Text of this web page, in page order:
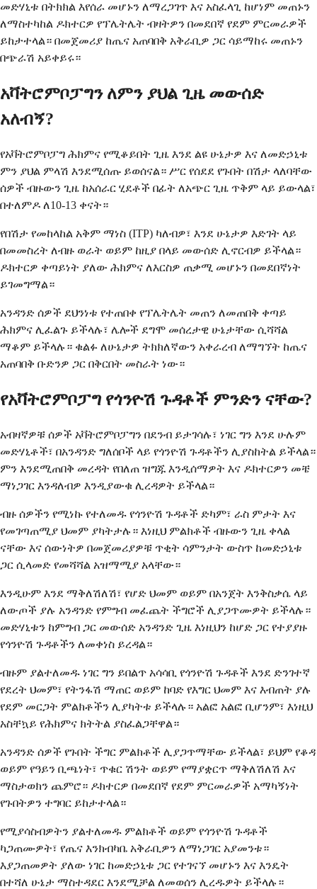
መድሃኒቱ በትክክል እየሰራ መሆኑን ለማረጋገጥ እና አስፈላጊ ከሆነም መጠኑን
ለማስተካከል ዶክተርዎ የፕሌትሌት ብዛትዎን በመደበኛ የደም ምርመራዎች
ይከታተላል። በመጀመሪያ ከጤና አጠባበቅ አቅራቢዎ ጋር ሳይማከሩ መጠኑን
በጭራሽ አይቀይሩ።
አቫትሮምቦፓግን ለምን ያህል ጊዜ መውሰድ
አለብኝ?
የአቫትሮምቦፓግ ሕክምና የሚቆይበት ጊዜ እንደ ልዩ ሁኔታዎ እና ለመድኃኒቱ
ምን ያህል ምላሽ እንደሚሰጡ ይወሰናል። ሥር የሰደደ የጉበት በሽታ ላለባቸው
ሰዎች ብዙውን ጊዜ ከአሰራር ሂደቶች በፊት ለአጭር ጊዜ ጥቅም ላይ ይውላል፣
በተለምዶ ለ10-13 ቀናት።
የበሽታ የመከላከል አቅም ማነስ (ITP) ካለብዎ፣ እንደ ሁኔታዎ እድገት ላይ
በመመስረት ለብዙ ወራት ወይም ከዚያ በላይ መውሰድ ሊኖርብዎ ይችላል።
ዶክተርዎ ቀጣይነት ያለው ሕክምና ለእርስዎ ጠቃሚ መሆኑን በመደበኛነት
ይገመግማል።
አንዳንድ ሰዎች ደህንነቱ የተጠበቀ የፕሌትሌት መጠን ለመጠበቅ ቀጣይ
ሕክምና ሊፈልጉ ይችላሉ፣ ሌሎች ደግሞ መሰረታዊ ሁኔታቸው ሲሻሻል
ማቆም ይችላሉ። ቁልፉ ለሁኔታዎ ትክክለኛውን አቀራረብ ለማግኘት ከጤና
አጠባበቅ ቡድንዎ ጋር በቅርበት መስራት ነው።
የአቫትሮምቦፓግ የጎንዮሽ ጉዳቶች ምንድን ናቸው?
አብዛኛዎቹ ሰዎች አቫትሮምቦፓግን በደንብ ይታገሳሉ፣ ነገር ግን እንደ ሁሉም
መድሃኒቶች፣ በአንዳንድ ግለሰቦች ላይ የጎንዮሽ ጉዳቶችን ሊያስከትል ይችላል።
ምን እንደሚጠበቅ መረዳት የበለጠ ዝግጁ እንዲሰማዎት እና ዶክተርዎን መቼ
ማነጋገር እንዳለብዎ እንዲያውቁ ሊረዳዎት ይችላል።
ብዙ ሰዎችን የሚነኩ የተለመዱ የጎንዮሽ ጉዳቶች ድካም፣ ራስ ምታት እና
የመገጣጠሚያ ህመም ያካትታሉ። እነዚህ ምልክቶች ብዙውን ጊዜ ቀላል
ናቸው እና ሰውነትዎ በመጀመሪያዎቹ ጥቂት ሳምንታት ውስጥ ከመድኃኒቱ
ጋር ሲላመድ የመሻሻል አዝማሚያ አላቸው።
እንዲሁም እንደ ማቅለሽለሽ፣ የሆድ ህመም ወይም በአንጀት እንቅስቃሴ ላይ
ለውጦች ያሉ አንዳንድ የምግብ መፈጨት ችግሮች ሊያጋጥሙዎት ይችላሉ።
መድሃኒቱን ከምግብ ጋር መውሰድ አንዳንድ ጊዜ እነዚህን ከሆድ ጋር የተያያዙ
የጎንዮሽ ጉዳቶችን ለመቀነስ ይረዳል።
ብዙም ያልተለመዱ ነገር ግን ይበልጥ አሳሳቢ የጎንዮሽ ጉዳቶች እንደ ድንገተኛ
የደረት ህመም፣ የትንፋሽ ማጠር ወይም ከባድ የእግር ህመም እና እብጠት ያሉ
የደም መርጋት ምልክቶችን ሊያካትቱ ይችላሉ። አልፎ አልፎ ቢሆንም፣ እነዚህ
አስቸኳይ የሕክምና ክትትል ያስፈልጋቸዋል።
አንዳንድ ሰዎች የጉበት ችግር ምልክቶች ሊያጋጥማቸው ይችላል፣ ይህም የቆዳ
ወይም የዓይን ቢጫነት፣ ጥቁር ሽንት ወይም የማያቋርጥ ማቅለሽለሽ እና
ማስታወክን ጨምሮ። ዶክተርዎ በመደበኛ የደም ምርመራዎች አማካኝነት
የጉበትዎን ተግባር ይከታተላል።
የሚያሳስብዎትን ያልተለመዱ ምልክቶች ወይም የጎንዮሽ ጉዳቶች
ካጋጠሙዎት፣ የጤና እንክብካቤ አቅራቢዎን ለማነጋገር አያመንቱ።
እያጋጠመዎት ያለው ነገር ከመድኃኒቱ ጋር የተገናኘ መሆኑን እና እንዴት
በተሻለ ሁኔታ ማስተዳደር እንደሚቻል ለመወሰን ሊረዱዎት ይችላሉ።